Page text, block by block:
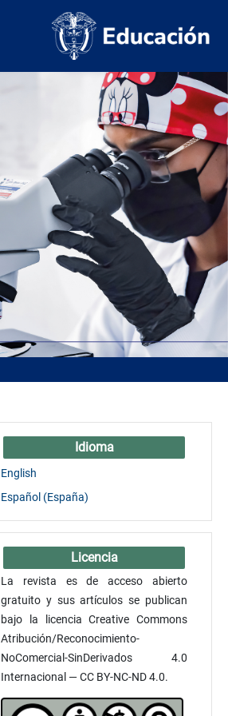
Idioma
English
Español (España)
Licencia
La revista es de acceso abierto
gratuito y sus artículos se publican
bajo la licencia Creative Commons
Atribución/Reconocimiento-
NoComercial-SinDerivados 4.0
Internacional — CC BY-NC-ND 4.0.